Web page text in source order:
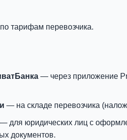
тарифам перевозчика.
— через приложение
— на складе перевозчика
— для юридических лиц с
документов.